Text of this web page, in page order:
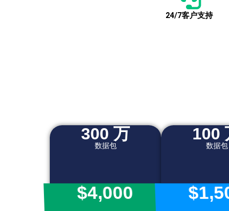
24/7客户支持
300 万
数据包
$4,000
100
数据包